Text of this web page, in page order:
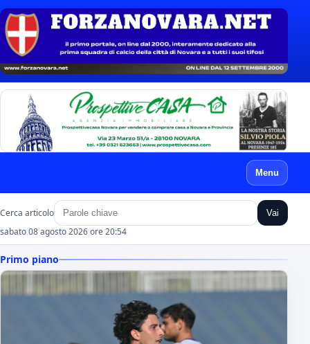
Menu
Cerca articolo Vai
sabato 08 agosto 2026 ore 20:54
Primo piano